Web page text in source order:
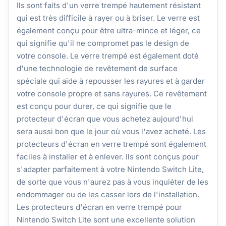
Ils sont faits d'un verre trempé hautement résistant
qui est très difficile à rayer ou à briser. Le verre est
également conçu pour être ultra-mince et léger, ce
qui signifie qu'il ne compromet pas le design de
votre console. Le verre trempé est également doté
d'une technologie de revêtement de surface
spéciale qui aide à repousser les rayures et à garder
votre console propre et sans rayures. Ce revêtement
est conçu pour durer, ce qui signifie que le
protecteur d'écran que vous achetez aujourd'hui
sera aussi bon que le jour où vous l'avez acheté. Les
protecteurs d'écran en verre trempé sont également
faciles à installer et à enlever. Ils sont conçus pour
s'adapter parfaitement à votre Nintendo Switch Lite,
de sorte que vous n'aurez pas à vous inquiéter de les
endommager ou de les casser lors de l'installation.
Les protecteurs d'écran en verre trempé pour
Nintendo Switch Lite sont une excellente solution